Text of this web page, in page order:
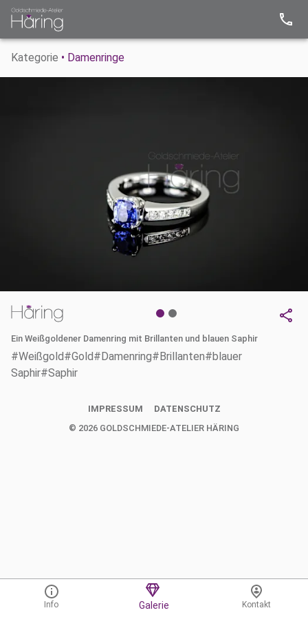
Kategorie • Damenringe
Ein Weißgoldener Damenring mit Brillanten und blauen Saphir
#Weißgold#Gold#Damenring#Brillanten#blauer
Saphir#Saphir
IMPRESSUM
DATENSCHUTZ
© 2026 GOLDSCHMIEDE-ATELIER HÄRING
Info Galerie Kontakt